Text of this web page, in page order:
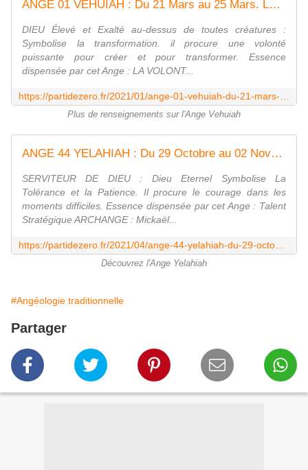
ANGE 01 VEHUIAH : Du 21 Mars au 25 Mars. LA VOLONTE - Evoluons quotidiennement avec Parti de zéro
DIEU Élevé et Exalté au-dessus de toutes créatures :
Symbolise la transformation. il procure une volonté
puissante pour créer et pour transformer. Essence
dispensée par cet Ange : LA VOLONT...
Plus de renseignements sur l'Ange Vehuiah
ANGE 44 YELAHIAH : Du 29 Octobre au 02 Novembre. TALENT STRATEGIQUE - Evoluons quotidiennement avec Parti de zéro
SERVITEUR DE DIEU : Dieu Eternel Symbolise La
Tolérance et la Patience. Il procure le courage dans les
moments difficiles. Essence dispensée par cet Ange : Talent
Stratégique ARCHANGE : Mickaël...
Découvrez l'Ange Yelahiah
#Angéologie traditionnelle
Partager